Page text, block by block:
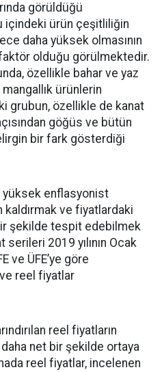
görüldüğü
içindeki ürün çeşitliliğin
daha yüksek olmasının
olduğu görülmektedir.
özellikle bahar ve yaz
ürünlerin
grubun, özellikle de kanat
göğüs ve bütün
bir fark gösterdiği
yüksek enflasyonist
ve fiyatlardaki
şekilde tespit edebilmek
2019 yılının Ocak
ve ÜFE’ye göre
ve reel fiyatlar
reel fiyatların
net bir şekilde ortaya
reel fiyatlar, incelenen